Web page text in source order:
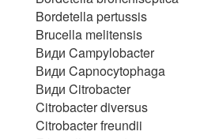
Bordetella pertussis
Brucella melitensis
Види Campylobacter
Види Capnocytophaga
Види Citrobacter
Citrobacter diversus
Citrobacter freundii